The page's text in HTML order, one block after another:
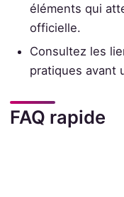
éléments qui
officielle.
Consultez les
pratiques avant
FAQ rapide